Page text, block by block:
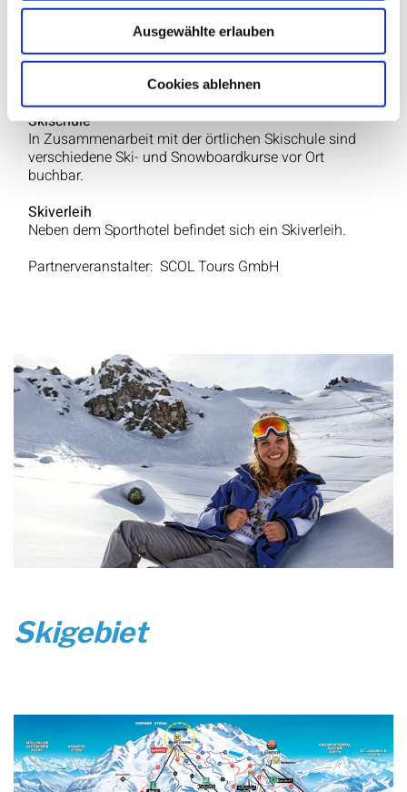
Ausgewählte erlauben
Cookies ablehnen
Softdrinks vom Getränkebuffet während
des Abendessens inklusive
Nutzung von Schwimmbad, Panorama-Sauna,
Fitness, Tischtennis
Skischule
In Zusammenarbeit mit der örtlichen Skischule sind
verschiedene Ski- und Snowboardkurse vor Ort
buchbar.
Skiverleih
Neben dem Sporthotel befindet sich ein Skiverleih.
Partnerveranstalter: SCOL Tours GmbH
Skigebiet